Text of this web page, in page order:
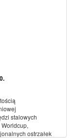
stalowych
ostrzałek